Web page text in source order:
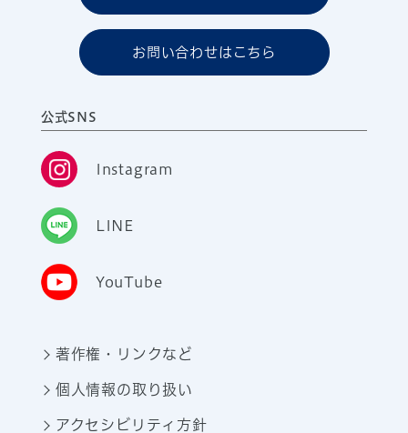
お問い合わせはこちら
公式SNS
Instagram
LINE
YouTube
著作権・リンクなど
個人情報の取り扱い
アクセシビリティ方針